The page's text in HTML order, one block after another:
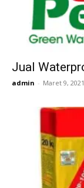
Jual
admin - Maret 9, 2021